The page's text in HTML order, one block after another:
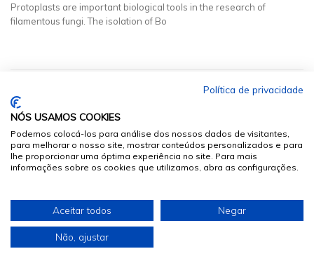
Protoplasts are important biological tools in the research of
filamentous fungi. The isolation of Bo
© 2026 Sumários.org
. Todos os Direitos Reservados
Desenvolvido por
Política de privacidade
NÓS USAMOS COOKIES
Podemos colocá-los para análise dos nossos dados de visitantes,
para melhorar o nosso site, mostrar conteúdos personalizados e para
lhe proporcionar uma óptima experiência no site. Para mais
informações sobre os cookies que utilizamos, abra as configurações.
Aceitar todos Negar
Não, ajustar